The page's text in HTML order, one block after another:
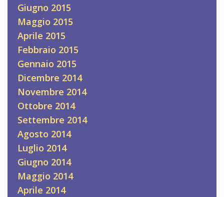
Giugno 2015
Maggio 2015
Aprile 2015
Febbraio 2015
Gennaio 2015
Dicembre 2014
Novembre 2014
Ottobre 2014
Settembre 2014
Agosto 2014
Luglio 2014
Giugno 2014
Maggio 2014
Aprile 2014